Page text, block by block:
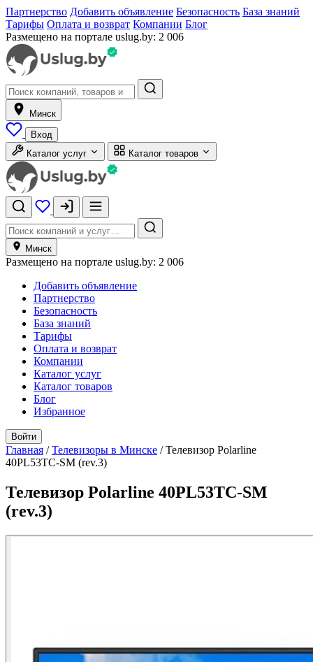
Партнерство Добавить объявление Безопасность База знаний
Тарифы Оплата и возврат Компании Блог
Размещено на портале uslug.by: 2 006
Минск
Вход
Каталог услуг
Каталог товаров
Минск
Размещено на портале uslug.by: 2 006
Добавить объявление
Партнерство
Безопасность
База знаний
Тарифы
Оплата и возврат
Компании
Каталог услуг
Каталог товаров
Блог
Избранное
Войти
Главная / Телевизоры в Минске / Телевизор Polarline
40PL53TC-SM (rev.3)
Телевизор Polarline 40PL53TC-SM
(rev.3)